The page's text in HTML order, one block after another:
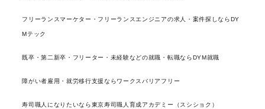
フリーランスマーケター・フリーランスエンジニアの求人・案件探しならDY
Mテック
既卒・第二新卒・フリーター・未経験などの就職・転職ならDYM就職
障がい者雇用・就労移行支援ならワークスバリアフリー
寿司職人になりたいなら東京寿司職人育成アカデミー（スシショク）